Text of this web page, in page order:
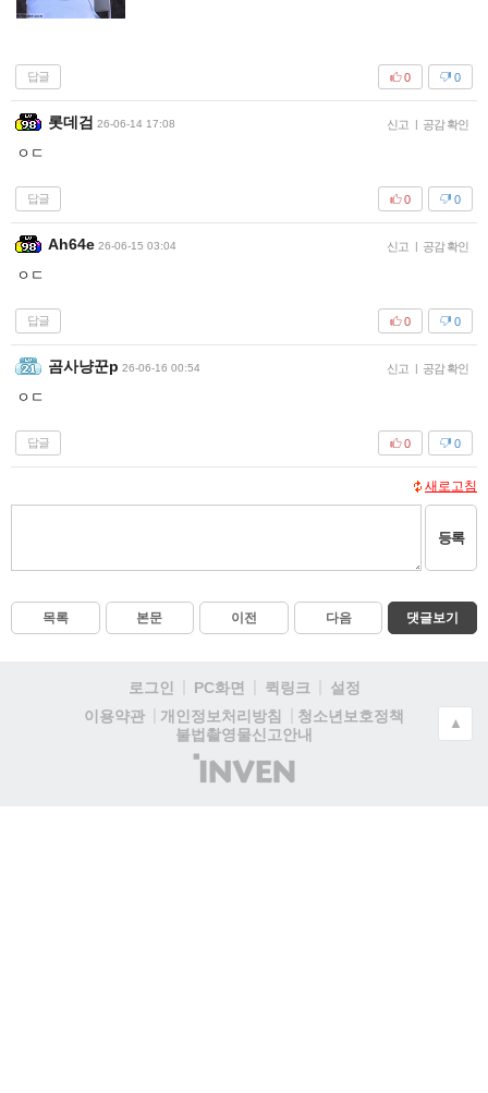
답글 0
0
롯데검 26-06-14 17:08 신고 | 공감 확인
ㅇㄷ
답글 0
0
Ah64e 26-06-15 03:04 신고 | 공감 확인
ㅇㄷ
답글 0
0
곰사냥꾼p 26-06-16 00:54 신고 | 공감 확인
ㅇㄷ
답글 0
0
새로고침
등록
목록 본문 이전 다음 댓글보기
로그인 PC화면 퀵링크
설정
이용약관
개인정보처리방침
청소년보호정책
불법촬영물신고안내
(주)
인
▲